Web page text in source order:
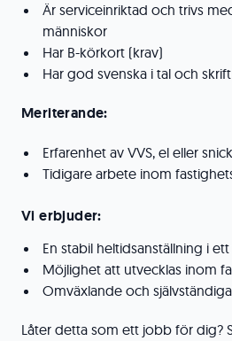
Är serviceinriktad och trivs
människor
Har B-körkort (krav)
Har god svenska i tal och skrift
Meriterande:
Erfarenhet av VVS, el eller
Tidigare arbete inom
Vi erbjuder:
En stabil heltidsanställning i
Möjlighet att utvecklas inom
Omväxlande och
Låter detta som ett jobb för dig?